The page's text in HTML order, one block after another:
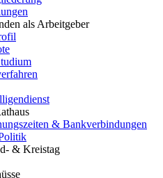
als Arbeitgeber
& Bankverbindungen
& Kreistag